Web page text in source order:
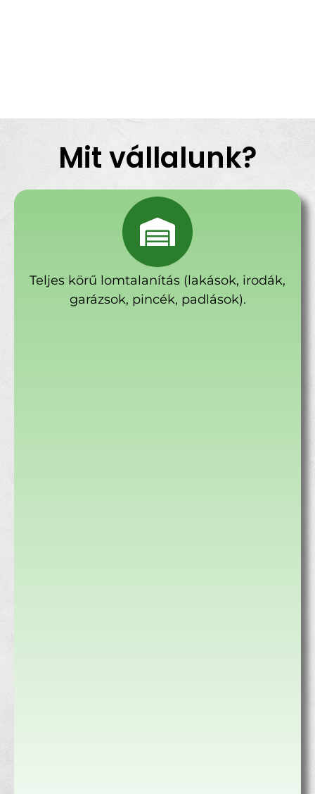
Mit vállalunk?
Teljes körű lomtalanítás (lakások, irodák,
garázsok, pincék, padlások).